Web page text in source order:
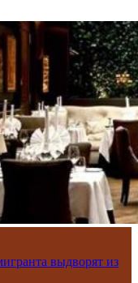
выдворят из